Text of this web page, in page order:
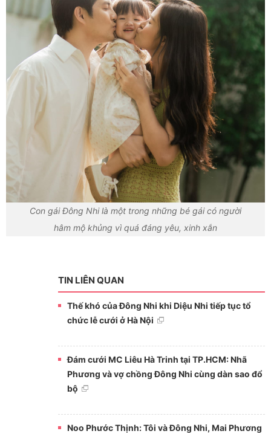
Con gái Đông Nhi là một trong những bé gái có người
hâm mộ khủng vì quá đáng yêu, xinh xắn
TIN LIÊN QUAN
Thế khó của Đông Nhi khi Diệu Nhi tiếp tục tổ
chức lễ cưới ở Hà Nội
Đám cưới MC Liêu Hà Trinh tại TP.HCM: Nhã
Phương và vợ chồng Đông Nhi cùng dàn sao đổ
bộ
Noo Phước Thịnh: Tôi và Đông Nhi, Mai Phương